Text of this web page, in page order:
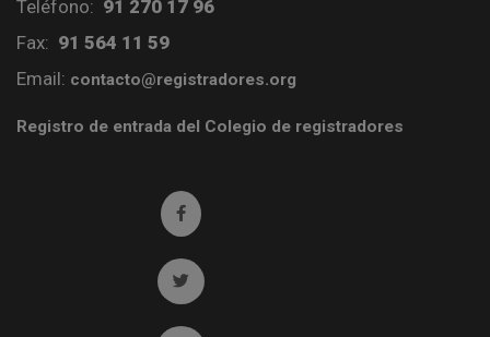
Teléfono: 91 270 17 96
Fax: 91 564 11 59
Email: contacto@registradores.org
Registro de entrada del Colegio de registradores
Ir a facebook (abre en ventana nueva)
Ir a twitter (abre en ventana nueva)